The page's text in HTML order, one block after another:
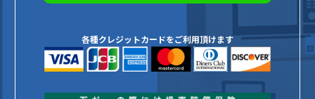
各種クレジットカードをご利用頂けます